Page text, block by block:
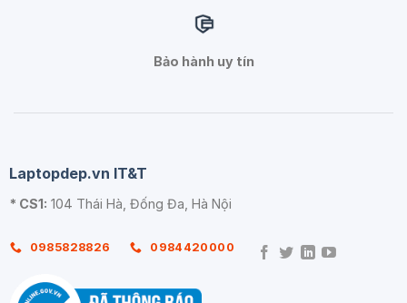
Bảo hành uy tín
Laptopdep.vn IT&T
* CS1: 104 Thái Hà, Đống Đa, Hà Nội
0985828826 0984420000